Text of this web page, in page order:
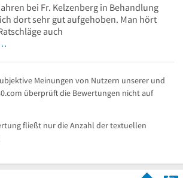
bei Fr. Kelzenberg in Behandlung
dort sehr gut aufgehoben. Man hört
auch
Meinungen von Nutzern unserer und
überprüft die Bewertungen nicht auf
fließt nur die Anzahl der textuellen